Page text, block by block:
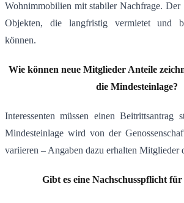
Wohnimmobilien mit stabiler Nachfrage.
Objekten, die langfristig vermietet und
können.
Wie können neue Mitglieder Anteile
die Mindesteinlage?
Interessenten müssen einen Beitrittsantrag
Mindesteinlage wird von der
variieren – Angaben dazu erhalten Mitglieder
Gibt es eine Nachschusspflicht